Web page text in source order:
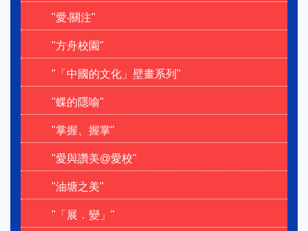
"愛‧關注"
"方舟校園"
"「中國的文化」壁畫系列"
"蝶的隱喻"
"掌握、握掌"
"愛與讚美@愛校"
"油塘之美"
"「展．變」"